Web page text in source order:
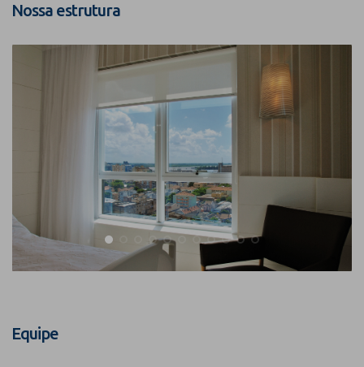
Nossa estrutura
Equipe